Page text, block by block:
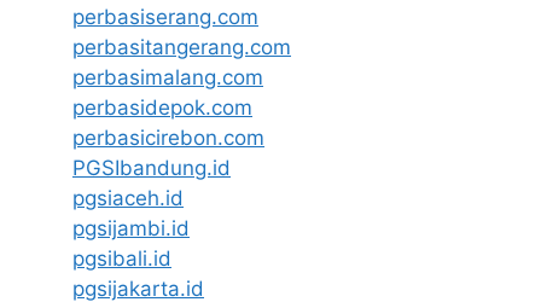
perbasiserang.com
perbasitangerang.com
perbasimalang.com
perbasidepok.com
perbasicirebon.com
PGSIbandung.id
pgsiaceh.id
pgsijambi.id
pgsibali.id
pgsijakarta.id